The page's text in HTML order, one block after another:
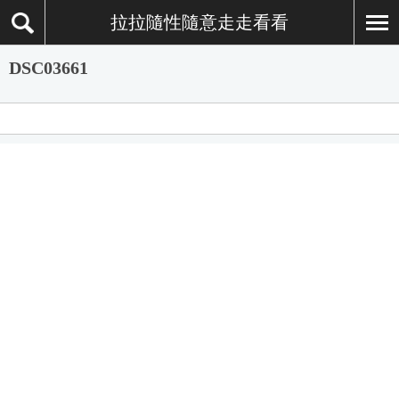
拉拉隨性隨意走走看看
DSC03661